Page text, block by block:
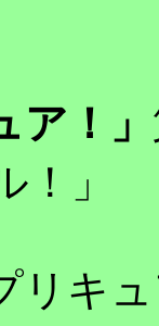
ア！」
」
キ